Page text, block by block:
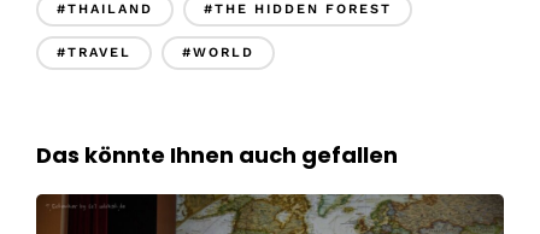
#THAILAND #THE HIDDEN FOREST
#TRAVEL #WORLD
Das könnte Ihnen auch gefallen